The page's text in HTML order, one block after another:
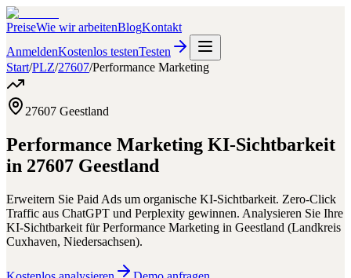
PreiseWie wir arbeitenBlogKontakt
AnmeldenKostenlos testenTesten
Start/PLZ/27607/Performance Marketing
27607 Geestland
Performance Marketing KI-Sichtbarkeit
in 27607 Geestland
Erweitern Sie Paid Ads um organische KI-Sichtbarkeit. Zero-Click
Traffic aus ChatGPT und Perplexity gewinnen. Analysieren Sie Ihre
KI-Sichtbarkeit fürPerformance Marketing in Geestland (Landkreis
Cuxhaven, Niedersachsen).